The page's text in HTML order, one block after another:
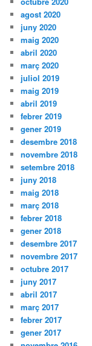
agost 2020
juny 2020
maig 2020
abril 2020
març 2020
juliol 2019
maig 2019
abril 2019
febrer 2019
gener 2019
desembre 2018
novembre 2018
setembre 2018
juny 2018
maig 2018
març 2018
febrer 2018
gener 2018
desembre 2017
novembre 2017
octubre 2017
juny 2017
abril 2017
març 2017
febrer 2017
gener 2017